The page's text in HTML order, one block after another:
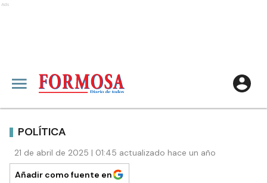
Ads
POLÍTICA
21 de abril de 2025 | 01:45 actualizado hace un año
Añadir como fuente en